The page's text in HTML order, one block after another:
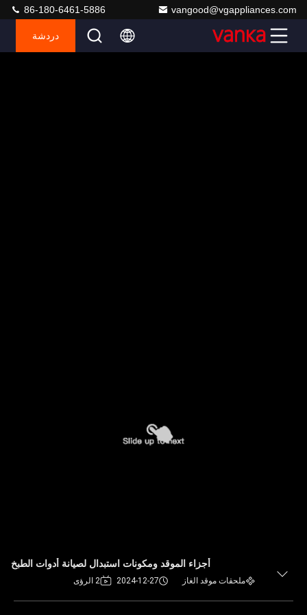
vangood@vgappliances.com
86-180-6461-5886
دردشة
أجزاء الموقد ومكونات استبدال لصيانة أدوات الطبخ
ملحقات موقد الغاز 2024-12-27 2 الرؤى